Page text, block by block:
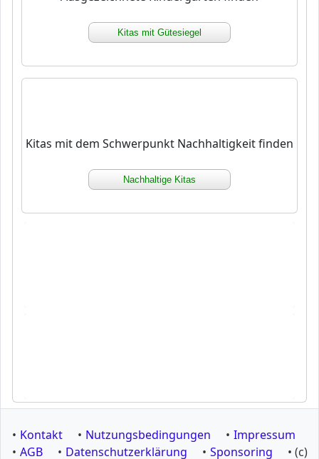
Kitas mit Gütesiegel
Kitas mit dem Schwerpunkt Nachhaltigkeit finden
Nachhaltige Kitas
• Kontakt • Nutzungsbedingungen • Impressum
• AGB • Datenschutzerklärung • Sponsoring • (c)